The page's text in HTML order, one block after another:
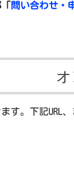
問い合わせ・
す。下記URL